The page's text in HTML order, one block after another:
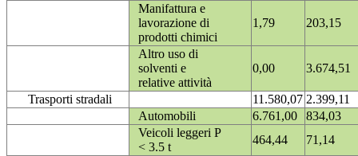
Manifattura e
lavorazione di
prodotti chimici
1,79 203,15
Altro uso di
solventi e
relative attività
0,00 3.674,51
Trasporti stradali 11.580,07 2.399,11
Automobili
6.761,00
834,03
Veicoli leggeri P
< 3.5 t
464,44
71,14